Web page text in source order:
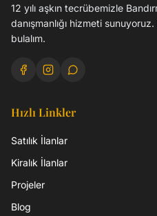
12 yılı aşkın tecrübemizle
danışmanlığı hizmeti
bulalım.
Hızlı Linkler
Satılık İlanlar
Kiralık İlanlar
Projeler
Blog